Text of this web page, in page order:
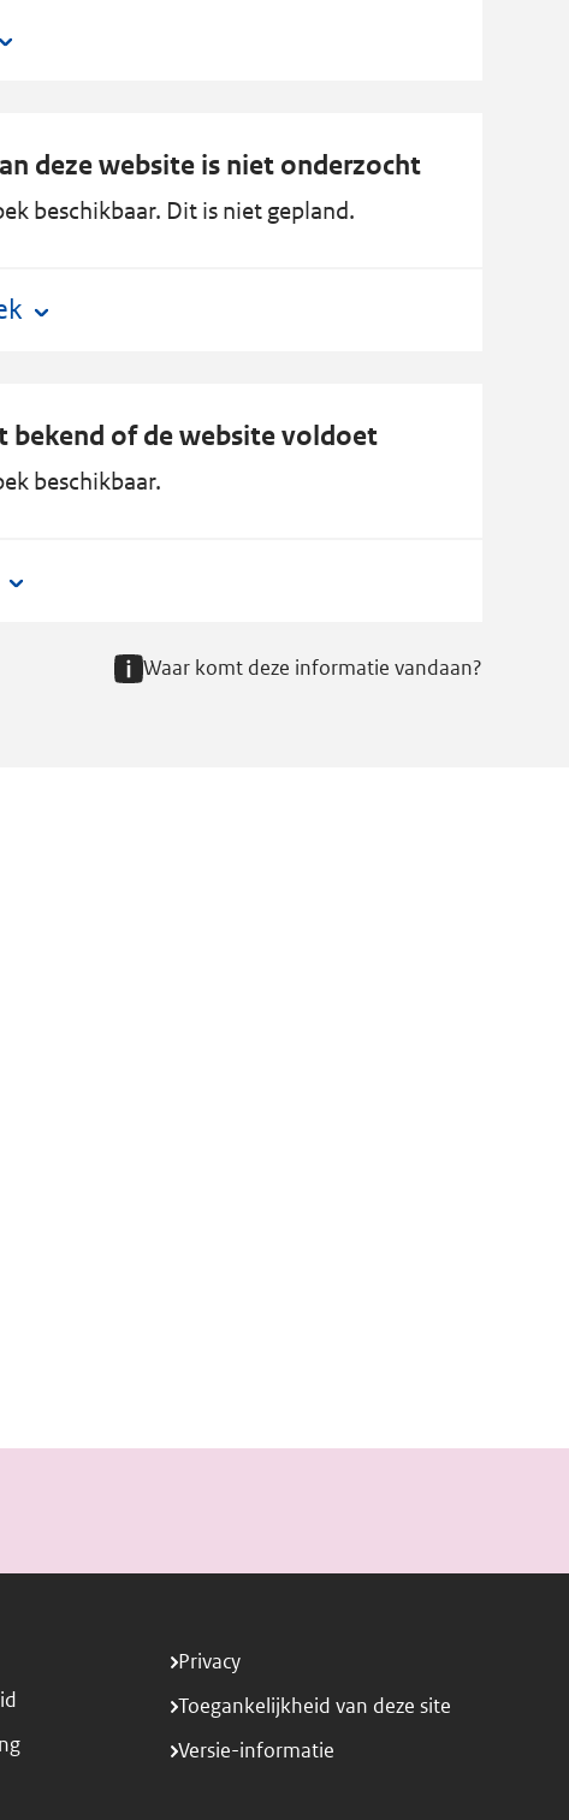
deze website is niet onderzocht
beschikbaar. Dit is niet gepland.
bekend of de website voldoet
beschikbaar.
Waar komt deze informatie vandaan?
Privacy
Toegankelijkheid van deze site
Versie-informatie